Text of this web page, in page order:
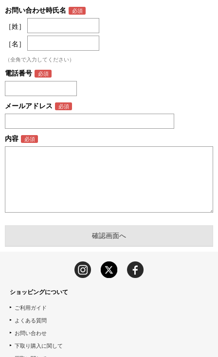
お問い合わせ時氏名
［姓］
［名］
（全角で入力してください）
電話番号
メールアドレス
内容
ショッピングについて
ご利用ガイド
よくある質問
お問い合わせ
下取り購入に関して